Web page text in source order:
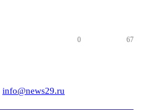
0 67
info@news29.ru